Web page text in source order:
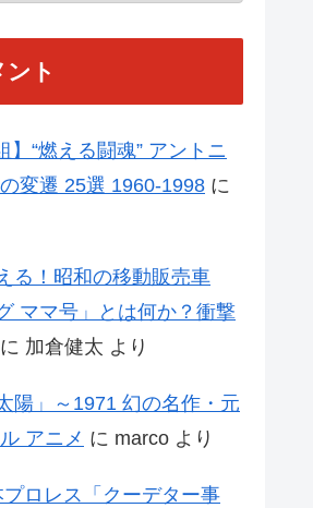
ト
】“燃える闘魂” アントニ
変遷 25選 1960-1998 に
る！昭和の移動販売車
ママ号」とは何か？衝撃
に 加倉健太 より
陽」～1971 幻の名作・元
アニメ に marco より
ロレス「クーデター事